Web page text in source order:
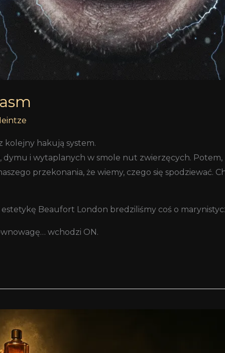
kolejny hakują system.
dymu i wytaplanych w smole nut zwierzęcych. Potem,
przekonania, że wiemy, czego się spodziewać.
estetykę Beaufort London bredziliśmy coś o
wchodzi ON.